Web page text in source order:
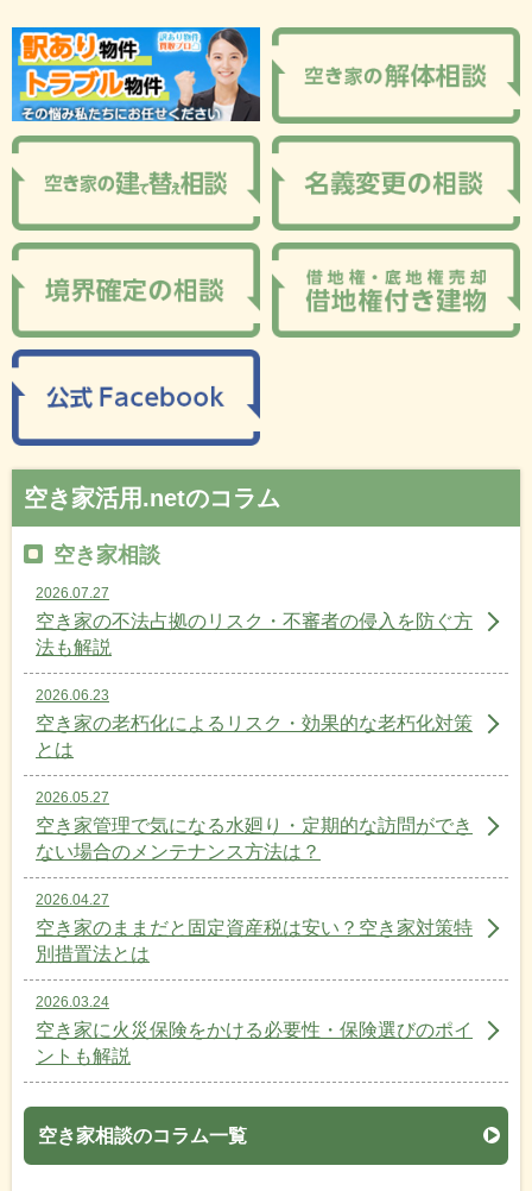
空き家活用.netのコラム
空き家相談
2026.07.27
空き家の不法占拠のリスク・不審者の侵入を防ぐ方
法も解説
2026.06.23
空き家の老朽化によるリスク・効果的な老朽化対策
とは
2026.05.27
空き家管理で気になる水廻り・定期的な訪問ができ
ない場合のメンテナンス方法は？
2026.04.27
空き家のままだと固定資産税は安い？空き家対策特
別措置法とは
2026.03.24
空き家に火災保険をかける必要性・保険選びのポイ
ントも解説
空き家相談のコラム一覧